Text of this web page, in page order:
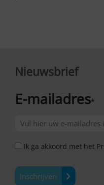
Nieuwsbrief
E-mailadres*
Ik ga akkoord met het
Inschrijven